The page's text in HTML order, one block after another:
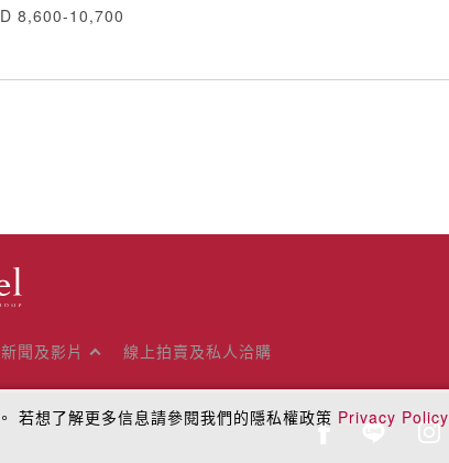
8,600-10,700
新聞及影片 線上拍賣及私人洽購
若想了解更多信息請參閱我們的隱私權政策 Privacy Policy